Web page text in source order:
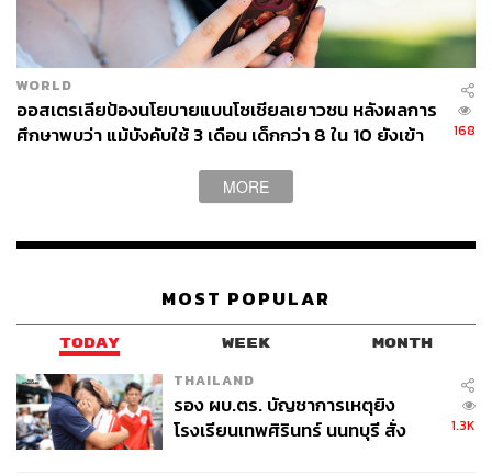
Cultural Moment เองได้ อย่างกรณีของแบรนด์สกินแคร์
Mucin Power Essence มาตั้งแต่ปี 2014 แต่เมื่ออินฟลูเอน
#AdvancedSnail96 ก็มียอดเข้าชมกว่า 2 ล้านครั้ง และ
#COSRXSnailMucin พุ่งสูงกว่า 32 ล้านครั้ง ส่งผลให้สินค้า
ตัวนี้กลายเป็นสินค้าขายดีอันดับ 8 ในหมวด Beauty &
Personal Care บน Amazon ในปี 2023 ทันที
เจาะดีเอ็นเอ K-C-J-T Beauty เมื่อ ‘ความงาม’ คือ
WORLD
ออสเตรเลียป้องนโยบายแบนโซเชียลเยาวชน หลังผลการ
ศึกษาพบว่า แม้บังคับใช้ 3 เดือน เด็กกว่า 8 ใน 10 ยังเข้า
168
MORE
MOST POPULAR
TODAY WEEK MONTH
THAILAND
รอง ผบ.ตร. บัญชาการเหตุยิง
โรงเรียนเทพศิรินทร์ นนทบุรี สั่ง
1.3K